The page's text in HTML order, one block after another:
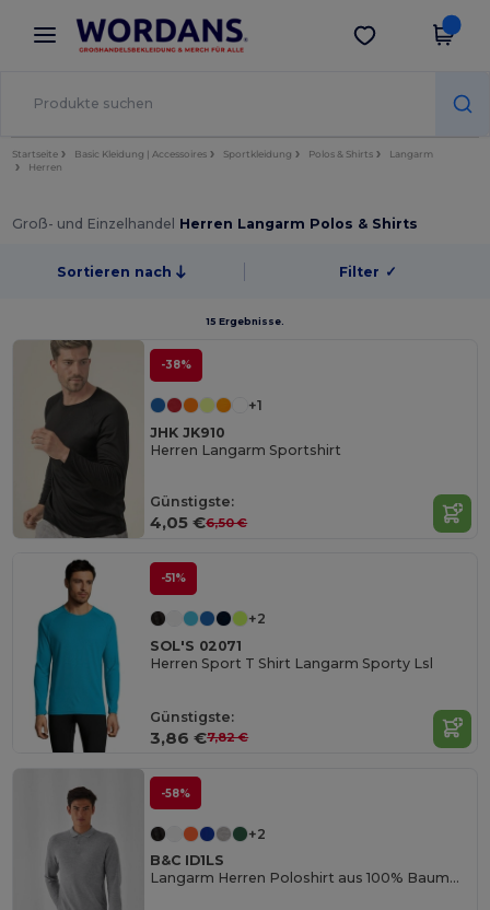
× Wordans App
Bessere Preise in der App!
App holen
Startseite Basic Kleidung | Accessoires Sportkleidung Polos & Shirts
Langarm
Herren
Groß- und Einzelhandel Herren Langarm Polos & Shirts
Sortieren nach Filter ✓
15 Ergebnisse.
-38%
+1
JHK JK910
Herren Langarm Sportshirt
Günstigste:
4,05 €6,50 €
-51%
+2
SOL'S 02071
Herren Sport T Shirt Langarm Sporty Lsl
Günstigste:
3,86 €7,82 €
-58%
+2
B&C ID1LS
Langarm Herren Poloshirt aus 100% Baumwolle